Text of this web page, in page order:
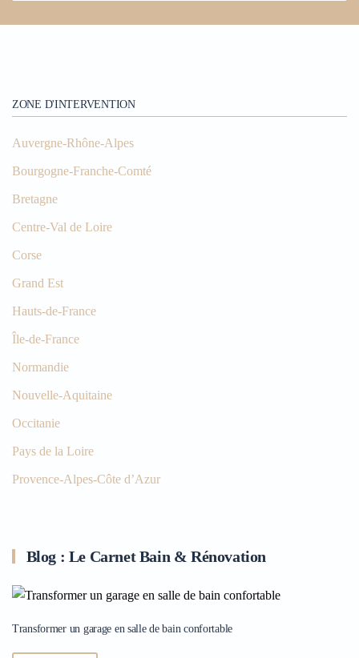
ZONE D'INTERVENTION
Auvergne-Rhône-Alpes
Bourgogne-Franche-Comté
Bretagne
Centre-Val de Loire
Corse
Grand Est
Hauts-de-France
Île-de-France
Normandie
Nouvelle-Aquitaine
Occitanie
Pays de la Loire
Provence-Alpes-Côte d’Azur
Blog : Le Carnet Bain & Rénovation
Transformer un garage en salle de bain confortable